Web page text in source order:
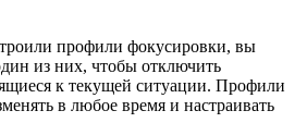
профили фокусировки, вы
из них, чтобы отключить
к текущей ситуации. Профили
в любое время и настраивать